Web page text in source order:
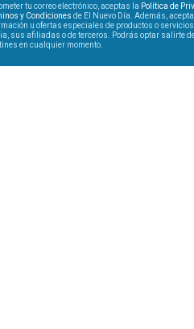
tu correo electrónico, aceptas la Política de
y Condiciones de El Nuevo Día. Además,
u ofertas especiales de productos o servicios
sus afiliadas o de terceros. Podrás optar salirte
en cualquier momento.